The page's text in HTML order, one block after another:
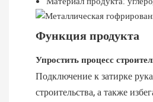
Функция продукта
Упростить процесс
Подключение к затирке
строительства, а также